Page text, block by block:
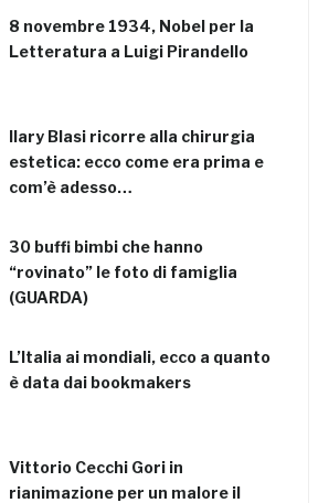
8 novembre 1934, Nobel per la
Letteratura a Luigi Pirandello
Ilary Blasi ricorre alla chirurgia
estetica: ecco come era prima e
com’è adesso…
30 buffi bimbi che hanno
“rovinato” le foto di famiglia
(GUARDA)
L’Italia ai mondiali, ecco a quanto
è data dai bookmakers
Vittorio Cecchi Gori in
rianimazione per un malore il